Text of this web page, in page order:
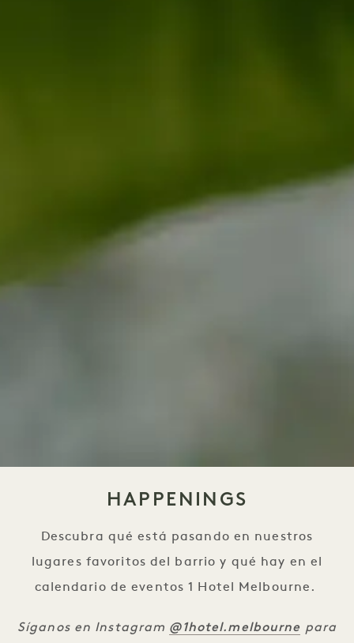
HAPPENINGS
Descubra qué está pasando en nuestros
lugares favoritos del barrio y qué hay en el
calendario de eventos 1 Hotel Melbourne.
Síganos en Instagram @1hotel.melbourne para